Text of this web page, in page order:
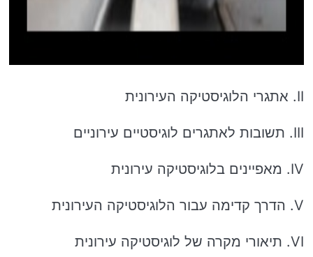
II. אתגרי הלוגיסטיקה העירונית
III. תשובות לאתגרים לוגיסטיים עירוניים
IV. מאפיינים בלוגיסטיקה עירונית
V. הדרך קדימה עבור הלוגיסטיקה העירונית
VI. תיאורי מקרה של לוגיסטיקה עירונית